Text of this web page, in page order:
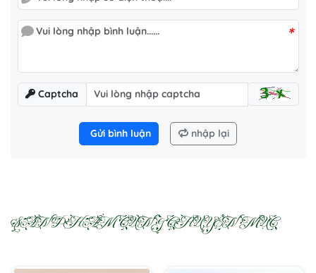
*
Captcha
Gửi bình luận nhập lại
SẢN PHẨM CÙNG CHUYÊN MỤC